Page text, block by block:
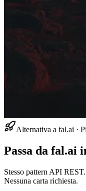
Alternativa a fal.ai ·
Passa da fal.ai
Stesso pattern API
Nessuna carta richiesta.